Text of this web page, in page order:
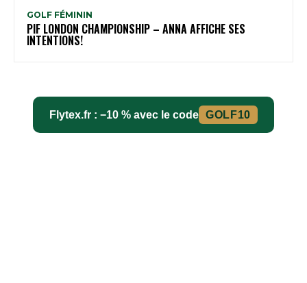
GOLF FÉMININ
PIF LONDON CHAMPIONSHIP – ANNA AFFICHE SES
INTENTIONS!
Flytex.fr : −10 % avec le code GOLF10